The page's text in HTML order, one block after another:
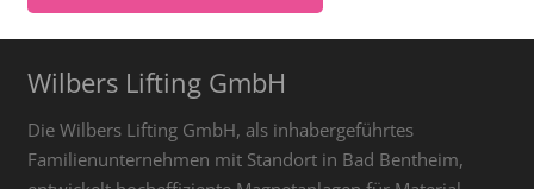
Wilbers Lifting GmbH
Die Wilbers Lifting GmbH, als inhabergeführtes
Familienunternehmen mit Standort in Bad Bentheim,